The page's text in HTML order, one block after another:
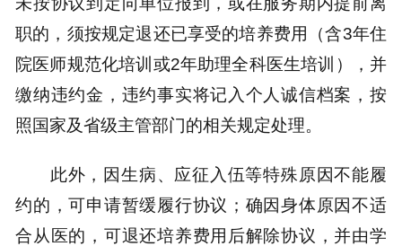
职的，须按规定退还已享受的培养费用（含3年住
院医师规范化培训或2年助理全科医生培训），并
缴纳违约金，违约事实将记入个人诚信档案，按
照国家及省级主管部门的相关规定处理。
此外，因生病、应征入伍等特殊原因不能履
约的，可申请暂缓履行协议；确因身体原因不适
合从医的，可退还培养费用后解除协议，并由学